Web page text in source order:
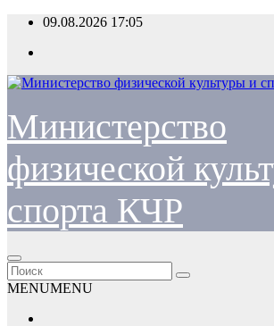
Перейти
содержимому
09.08.2026 17:05
Министерство
физической
спорта КЧР
MENUMENU